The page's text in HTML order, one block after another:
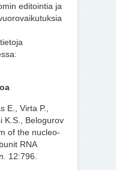
editointia ja
E., Virta P.,
K.S., Belogurov
of the nucleo-
RNA
12:796.